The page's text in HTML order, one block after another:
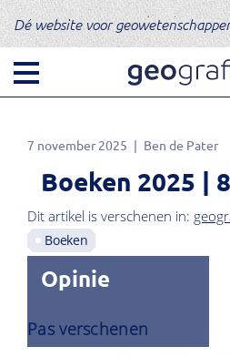
Dé website voor
7 november 2025 Ben de Pater
Boeken 2025 | 8
Dit artikel is verschenen in:
Boeken
Opinie
Pas verschenen